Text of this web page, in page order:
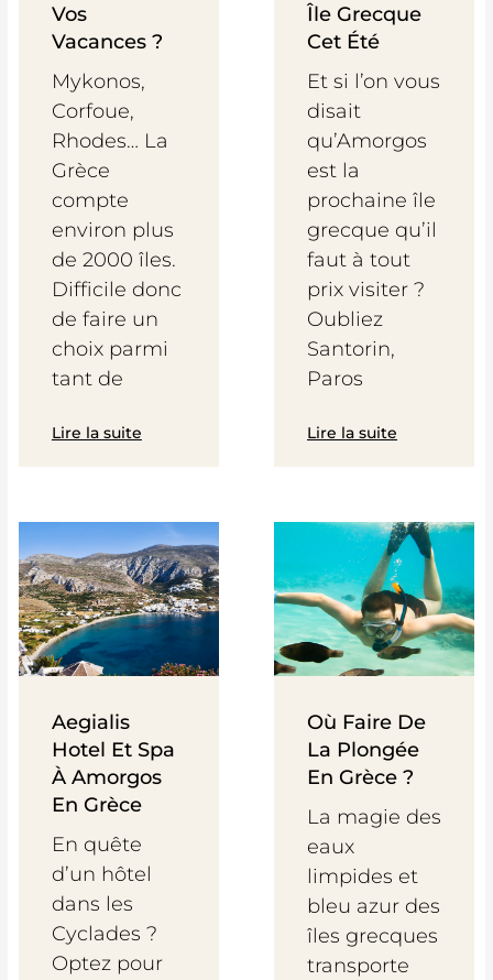
Vos
Vacances ?
Mykonos,
Corfoue,
Rhodes… La
Grèce
compte
environ plus
de 2000 îles.
Difficile donc
de faire un
choix parmi
tant de
Lire la suite
Île Grecque
Cet Été
Et si l’on vous
disait
qu’Amorgos
est la
prochaine île
grecque qu’il
faut à tout
prix visiter ?
Oubliez
Santorin,
Paros
Lire la suite
Aegialis
Hotel Et Spa
À Amorgos
En Grèce
En quête
d’un hôtel
dans les
Cyclades ?
Optez pour
Où Faire De
La Plongée
En Grèce ?
La magie des
eaux
limpides et
bleu azur des
îles grecques
transporte